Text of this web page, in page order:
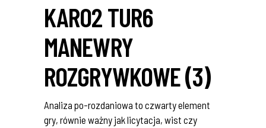
KARO2 TUR6
MANEWRY
ROZGRYWKOWE (3)
Analiza po-rozdaniowa to czwarty element
gry, równie ważny jak licytacja, wist czy